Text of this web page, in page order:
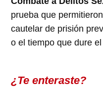
prueba que
cautelar de prisión
o el tiempo que dure
¿Te enteraste?